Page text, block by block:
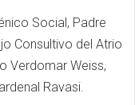
Social, Padre
Consultivo del Atrio
Verdomar Weiss,
Ravasi.